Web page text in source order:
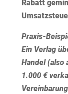
Rabatt
Praxis-
Ein Verlag
Handel (also
1.000 €